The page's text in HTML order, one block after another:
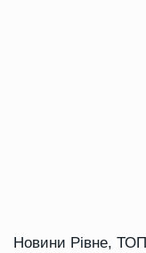
Новини Рівне, ТОП